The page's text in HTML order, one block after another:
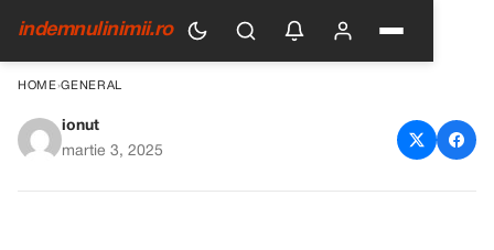
indemnulinimii.ro
HOME›GENERAL
Un secret ascuns în spatele
ionut
martie 3, 2025